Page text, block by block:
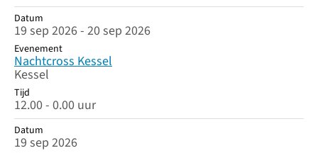
Datum
19 sep 2026 - 20 sep 2026
Evenement
Nachtcross Kessel
Kessel
Tijd
12.00 - 0.00 uur
Datum
19 sep 2026